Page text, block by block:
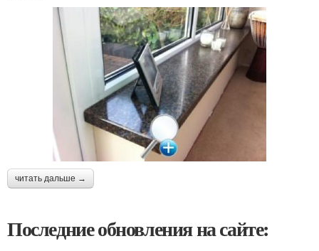
читать дальше →
Последние обновления на сайте: